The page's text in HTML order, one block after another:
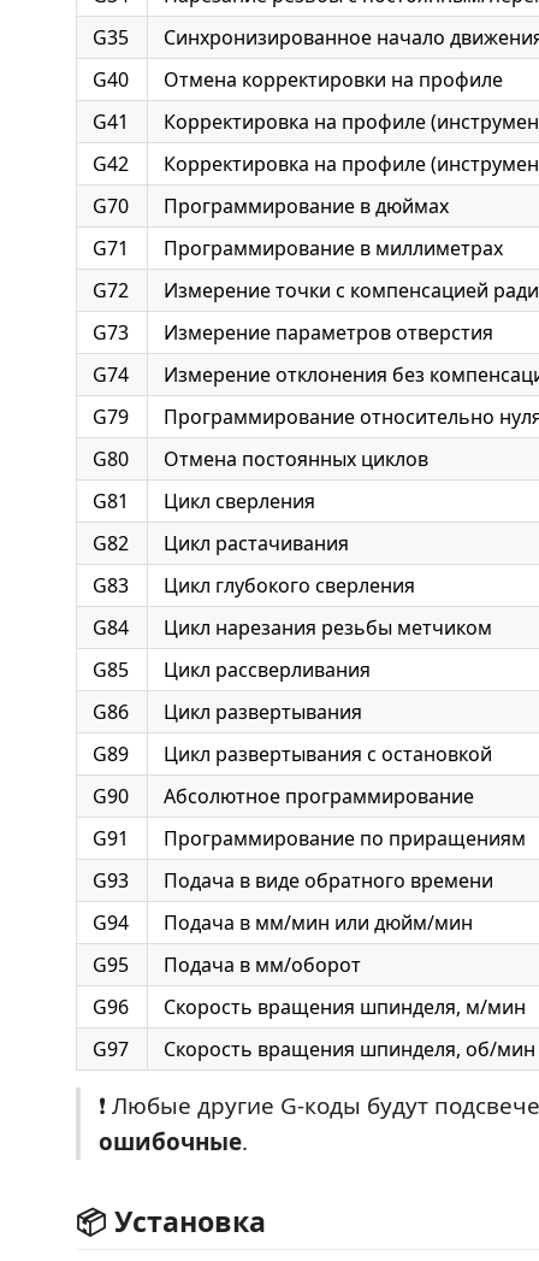
G35
Синхронизированное начало
G40
Отмена корректировки на профиле
G41
Корректировка на профиле
G42
Корректировка на профиле
G70
Программирование в дюймах
G71
Программирование в миллиметрах
G72
Измерение точки с компенсацией
G73
Измерение параметров отверстия
G74
Измерение отклонения без
G79
Программирование относительно
G80
Отмена постоянных циклов
G81
Цикл сверления
G82
Цикл растачивания
G83
Цикл глубокого сверления
G84
Цикл нарезания резьбы метчиком
G85
Цикл рассверливания
G86
Цикл развертывания
G89
Цикл развертывания с остановкой
G90
Абсолютное программирование
G91
Программирование по приращениям
G93
Подача в виде обратного времени
G94
Подача в мм/мин или дюйм/мин
G95
Подача в мм/оборот
G96
Скорость вращения шпинделя, м/мин
G97
Скорость вращения шпинделя, об/мин
❗ Любые другие G‑коды будут
ошибочные.
📦 Установка